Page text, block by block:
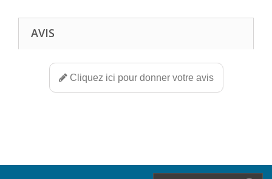
AVIS
Cliquez ici pour donner votre avis